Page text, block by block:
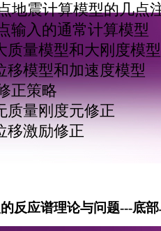
地震计算模型的几点
入的通常计算模型
型和大刚度模型
和加速度模型
策略
度元修正
励修正
反应谱理论与问题---底